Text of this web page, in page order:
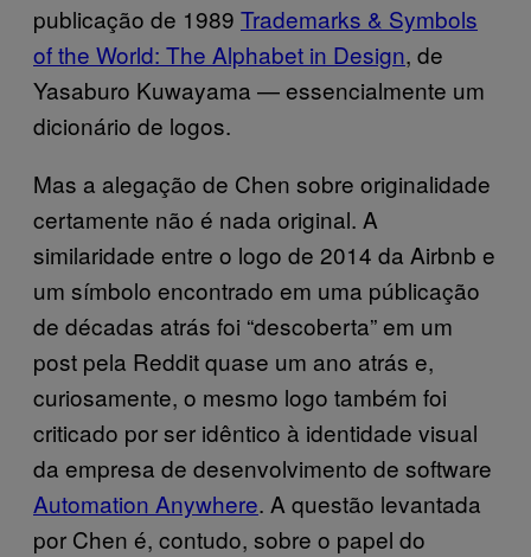
publicação de 1989 Trademarks & Symbols
of the World: The Alphabet in Design, de
Yasaburo Kuwayama — essencialmente um
dicionário de logos.
Mas a alegação de Chen sobre originalidade
certamente não é nada original. A
similaridade entre o logo de 2014 da Airbnb e
um símbolo encontrado em uma públicação
de décadas atrás foi “descoberta” em um
post pela Reddit quase um ano atrás e,
curiosamente, o mesmo logo também foi
criticado por ser idêntico à identidade visual
da empresa de desenvolvimento de software
Automation Anywhere. A questão levantada
por Chen é, contudo, sobre o papel do